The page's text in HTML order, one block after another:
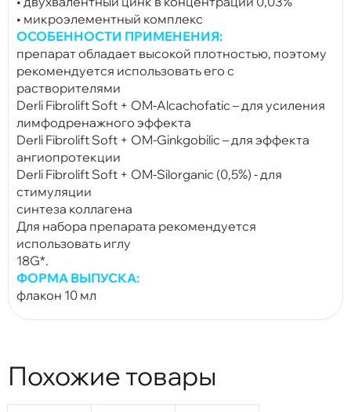
• микроэлементный комплекс
ОСОБЕННОСТИ ПРИМЕНЕНИЯ:
препарат обладает высокой плотностью, поэтому
рекомендуется использовать его с
растворителями
Derli Fibrolift Soft + OM-Alcachofatic – для усиления
лимфодренажного эффекта
Derli Fibrolift Soft + OM-Ginkgobilic – для эффекта
ангиопротекции
Derli Fibrolift Soft + OM-Silorganic (0,5%) - для
стимуляции
синтеза коллагена
Для набора препарата рекомендуется
использовать иглу
18G*.
ФОРМА ВЫПУСКА:
флакон 10 мл
Похожие товары